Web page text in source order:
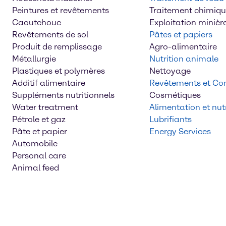
Peintures et revêtements
Caoutchouc
Revêtements de sol
Produit de remplissage
Métallurgie
Plastiques et polymères
Additif alimentaire
Suppléments nutritionnels
Water treatment
Pétrole et gaz
Pâte et papier
Automobile
Personal care
Animal feed
Traitement
Exploitation
Pâtes et papiers
Agro-alimentaire
Nutrition animale
Nettoyage
Revêtements et
Cosmétiques
Alimentation et
Lubrifiants
Energy Services